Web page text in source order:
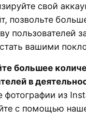
свой
позвольте
пользователей
вашими
большее
в
фотографии из
с помощью